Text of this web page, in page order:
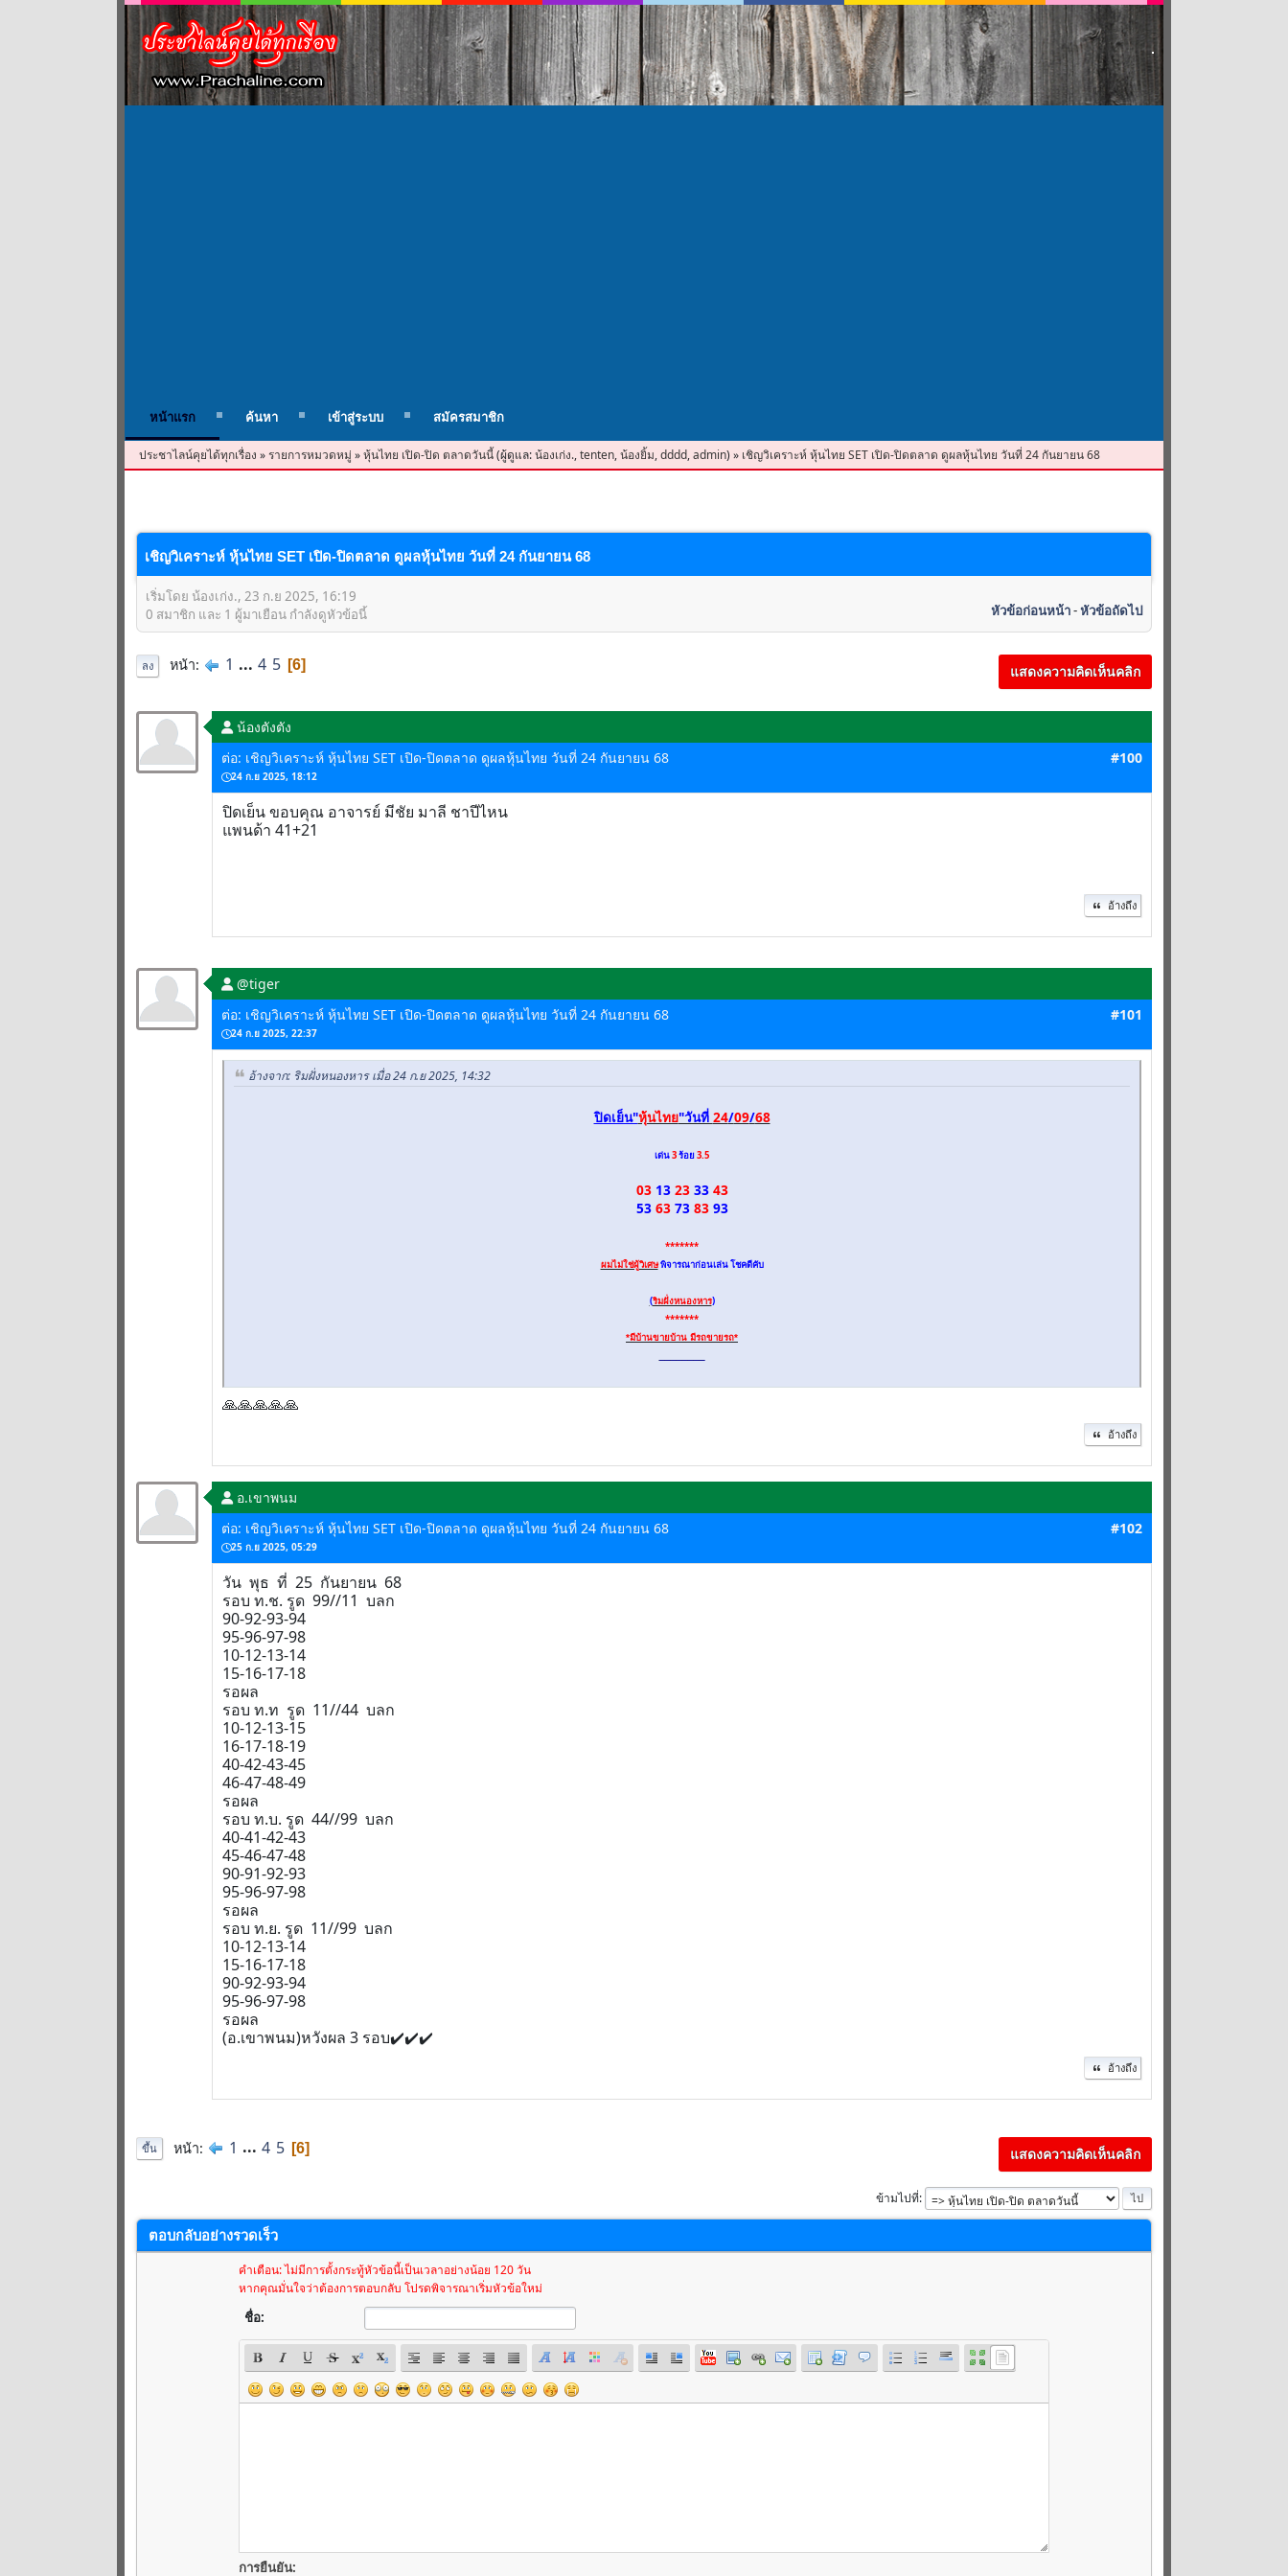
หน้าแรก ค้นหา เข้าสู่ระบบ สมัครสมาชิก
ประชาไลน์คุยได้ทุกเรื่อง » รายการหมวดหมู่ »หุ้นไทย เปิด-ปิด ตลาดวันนี้(ผู้ดูแล:น้องเก่ง.,tenten,น้องยิ้ม,dddd,admin) » เชิญวิเคราะห์ หุ้นไทย SET เปิด-ปิดตลาด ดูผลหุ้นไทย วันที่ 24 กันยายน 68
เชิญวิเคราะห์ หุ้นไทย SET เปิด-ปิดตลาด ดูผลหุ้นไทย วันที่ 24 กันยายน 68
เริ่มโดย น้องเก่ง., 23 ก.ย 2025, 16:19
หัวข้อก่อนหน้า-หัวข้อถัดไป
0 สมาชิก และ 1 ผู้มาเยือน กำลังดูหัวข้อนี้
แสดงความคิดเห็นคลิก
ลง หน้า 1 ... 4 5 6
น้องตังตัง
ต่อ: เชิญวิเคราะห์ หุ้นไทย SET เปิด-ปิดตลาด ดูผลหุ้นไทย วันที่ 24 กันยายน 68
24 ก.ย 2025, 18:12
#100
ปิดเย็น ขอบคุณ อาจารย์ มีชัย มาลี ชาปีไหน
แพนด้า 41+21
อ้างถึง
@tiger
ต่อ: เชิญวิเคราะห์ หุ้นไทย SET เปิด-ปิดตลาด ดูผลหุ้นไทย วันที่ 24 กันยายน 68
24 ก.ย 2025, 22:37
#101
อ้างจาก: ริมฝั่งหนองหาร เมื่อ 24 ก.ย 2025, 14:32
ปิดเย็น"หุ้นไทย"วันที่ 24/09/68
เด่น3ร้อย3.5
03 1323 33 43
53 6373 83 93
*******
ผมไม่ใช่ผู้วิเศษพิจารณาก่อนเล่น โชคดีคับ
(ริมฝั่งหนองหาร)
*******
*มีบ้านขายบ้าน มีรถขายรถ*
🙏🙏🙏🙏🙏
อ้างถึง
อ.เขาพนม
ต่อ: เชิญวิเคราะห์ หุ้นไทย SET เปิด-ปิดตลาด ดูผลหุ้นไทย วันที่ 24 กันยายน 68
25 ก.ย 2025, 05:29
#102
วัน พุธ ที่ 25 กันยายน 68
รอบ ท.ช. รูด 99//11 บลก
90-92-93-94
95-96-97-98
10-12-13-14
15-16-17-18
รอผล
รอบ ท.ท รูด 11//44 บลก
10-12-13-15
16-17-18-19
40-42-43-45
46-47-48-49
รอผล
รอบ ท.บ. รูด 44//99 บลก
40-41-42-43
45-46-47-48
90-91-92-93
95-96-97-98
รอผล
รอบ ท.ย. รูด 11//99 บลก
10-12-13-14
15-16-17-18
90-92-93-94
95-96-97-98
รอผล
(อ.เขาพนม)หวังผล 3 รอบ✔️✔️✔️
อ้างถึง
แสดงความคิดเห็นคลิก
ขึ้น หน้า 1 ... 4 5 6
ข้ามไปที่
ตอบกลับอย่างรวดเร็ว
คำเตือน: ไม่มีการตั้งกระทู้หัวข้อนี้เป็นเวลาอย่างน้อย 120 วัน
หากคุณมั่นใจว่าต้องการตอบกลับ โปรดพิจารณาเริ่มหัวข้อใหม่
ชื่อ:
การยืนยัน: